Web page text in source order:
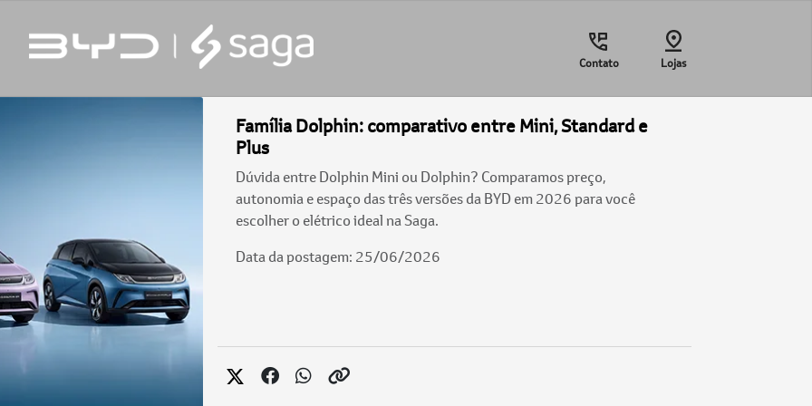
Contato Lojas
Família Dolphin: comparativo entre Mini, Standard e
Plus
Dúvida entre Dolphin Mini ou Dolphin? Comparamos preço,
autonomia e espaço das três versões da BYD em 2026 para você
escolher o elétrico ideal na Saga.
Data da postagem: 25/06/2026